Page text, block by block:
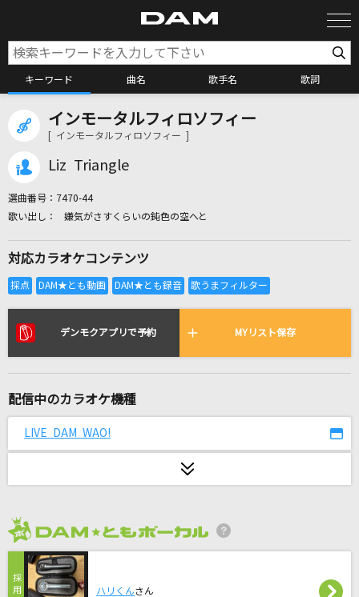
キーワード 曲名 歌手名 歌詞
カラオケ検索
全国りれき
リアルタイムで歌われている曲の一覧
世界が終るまでは…
友よ～この先もずっと…
syudou
インモータルフィロソフィー
[ インモータルフィロソフィー ]
Liz Triangle
選曲番号： 7470-44
嫌気がさすくらいの鈍色の空へと
対応カラオケコンテンツ
デンモクアプリで予約 MYリスト保存
配信中のカラオケ機種
LIVE DAM WAO!
ハリくんさん